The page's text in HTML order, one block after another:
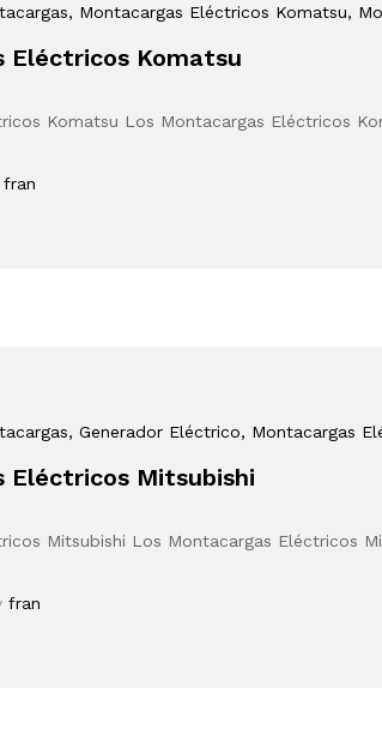
, Montacargas Eléctricos Komatsu,
Eléctricos Komatsu
Komatsu Los Montacargas Eléctricos
fran
, Generador Eléctrico, Montacargas
Eléctricos Mitsubishi
Mitsubishi Los Montacargas Eléctricos
fran